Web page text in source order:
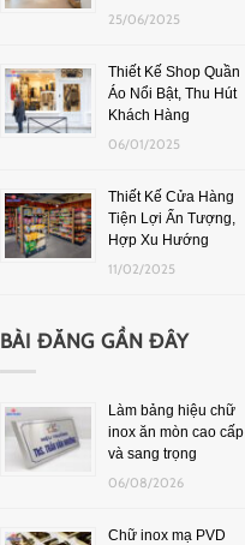
25/06/2025
Thiết Kế Shop Quần
Áo Nổi Bật, Thu Hút
Khách Hàng
06/01/2025
Thiết Kế Cửa Hàng
Tiện Lợi Ấn Tượng,
Hợp Xu Hướng
11/02/2025
BÀI ĐĂNG GẦN ĐÂY
Làm bảng hiệu chữ
inox ăn mòn cao cấp
và sang trọng
06/08/2026
Chữ inox mạ PVD